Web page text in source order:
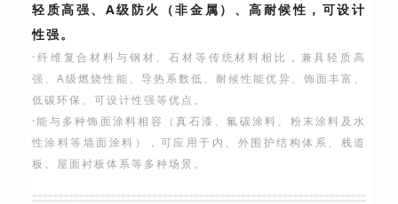
轻质高强、A级防火（非金属）、高耐候性，可设计
性强。
·纤维复合材料与钢材、石材等传统材料相比，兼具轻质高
强、A级燃烧性能、导热系数低、耐候性能优异、饰面丰富、
低碳环保、可设计性强等优点。
·能与多种饰面涂料相容（真石漆、氟碳涂料、粉末涂料及水
性涂料等墙面涂料），可应用于内、外围护结构体系、栈道
板、屋面衬板体系等多种场景。